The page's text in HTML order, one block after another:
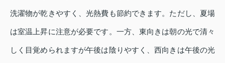
洗濯物が乾きやすく、光熱費も節約できます。ただし、夏場
は室温上昇に注意が必要です。一方、東向きは朝の光で清々
しく目覚められますが午後は陰りやすく、西向きは午後の光